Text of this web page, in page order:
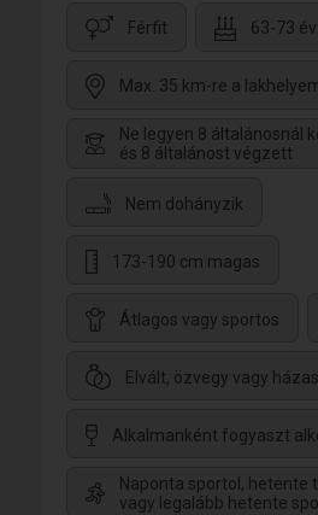
Férfit 63-73
Max. 35 km-re a
Ne legyen 8 általánosnál
és 8 általánost végzett
Nem dohányzik
173-190 cm magas
Átlagos vagy sportos
Elvált, özvegy vagy
Alkalmanként fogyaszt
Naponta sportol, hetente
vagy legalább hetente